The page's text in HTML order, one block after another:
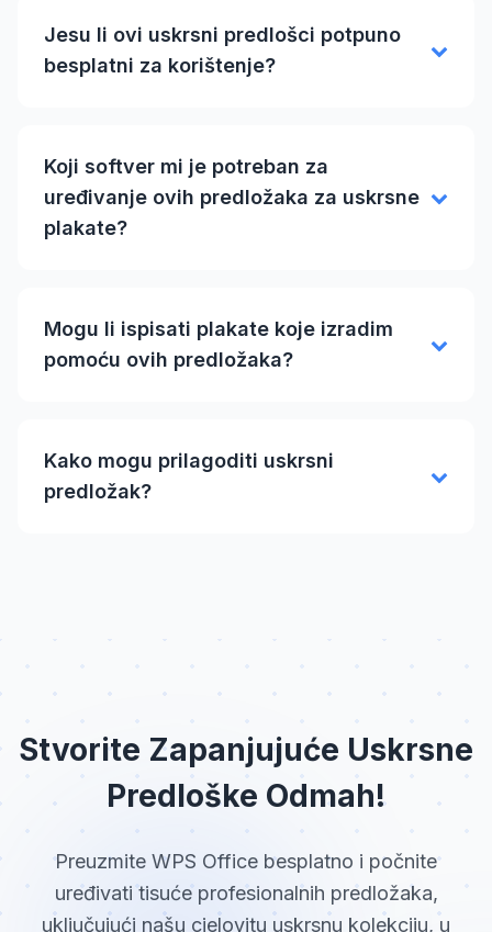
Jesu li ovi uskrsni predlošci potpuno
besplatni za korištenje?
Koji softver mi je potreban za
uređivanje ovih predložaka za uskrsne
plakate?
Mogu li ispisati plakate koje izradim
pomoću ovih predložaka?
Kako mogu prilagoditi uskrsni
predložak?
Stvorite Zapanjujuće Uskrsne
Predloške Odmah!
Preuzmite WPS Office besplatno i počnite
uređivati tisuće profesionalnih predložaka,
uključujući našu cjelovitu uskrsnu kolekciju, u